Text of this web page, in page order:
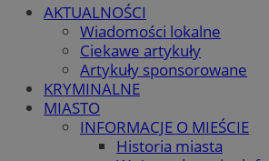
AKTUALNOŚCI
Wiadomości lokalne
Ciekawe artykuły
Artykuły sponsorowane
KRYMINALNE
MIASTO
INFORMACJE O MIEŚCIE
Historia miasta